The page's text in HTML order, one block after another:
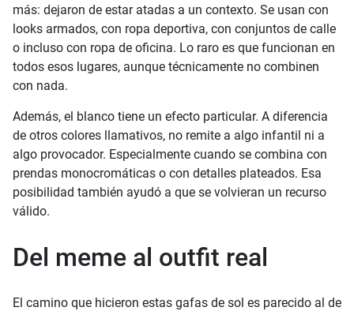
más: dejaron de estar atadas a un contexto. Se usan con
looks armados, con ropa deportiva, con conjuntos de calle
o incluso con ropa de oficina. Lo raro es que funcionan en
todos esos lugares, aunque técnicamente no combinen
con nada.
Además, el blanco tiene un efecto particular. A diferencia
de otros colores llamativos, no remite a algo infantil ni a
algo provocador. Especialmente cuando se combina con
prendas monocromáticas o con detalles plateados. Esa
posibilidad también ayudó a que se volvieran un recurso
válido.
Del meme al outfit real
El camino que hicieron estas gafas de sol es parecido al de